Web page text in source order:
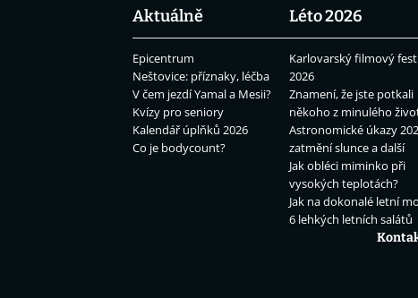
Aktuálně
Epicentrum
Neštovice: příznaky, léčba
V čem jezdí Yamal a Mesii?
Kvízy pro seniory
Kalendář úplňků 2026
Co je bodycount?
Léto 2026
Karlovarský filmový
2026
Znamení, že jste potkali
někoho z minulého
Astronomické úkazy
zatmění slunce a další
Jak obléci miminko při
vysokých teplotách?
Jak na dokonalé letní
6 lehkých letních salátů